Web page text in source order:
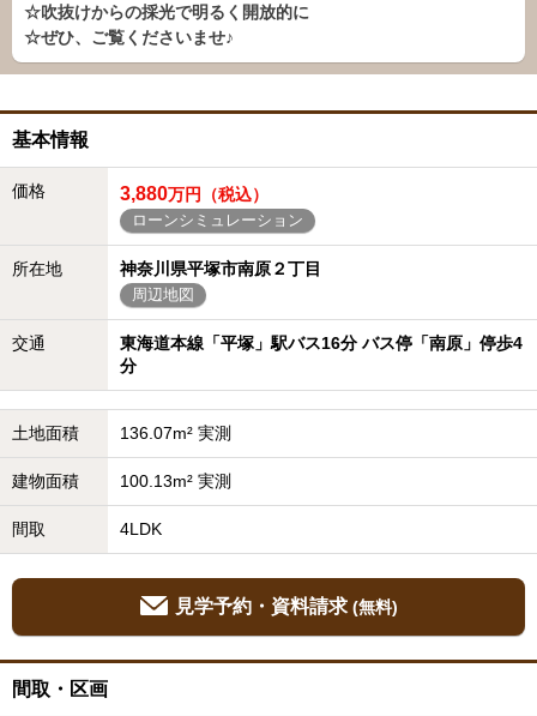
☆吹抜けからの採光で明るく開放的に
☆ぜひ、ご覧くださいませ♪
基本情報
価格 3,880万円（税込）
ローンシミュレーション
所在地 神奈川県平塚市南原２丁目
周辺地図
交通
東海道本線「平塚」駅バス16分 バス停「南原」停歩4
分
土地面積 136.07m² 実測
建物面積 100.13m² 実測
間取 4LDK
見学予約・資料請求 (無料)
間取・区画